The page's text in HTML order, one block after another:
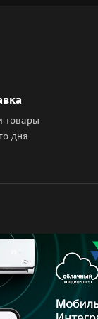
товары
дня